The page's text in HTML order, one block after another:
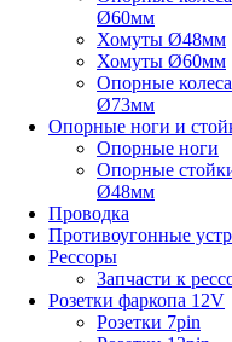
Ø60мм
Хомуты Ø48мм
Хомуты Ø60мм
Опорные колеса
Ø73мм
Опорные ноги и
Опорные ноги
Опорные
Ø48мм
Проводка
Противоугонные
Рессоры
Запчасти к
Розетки фаркопа 12V
Розетки 7pin